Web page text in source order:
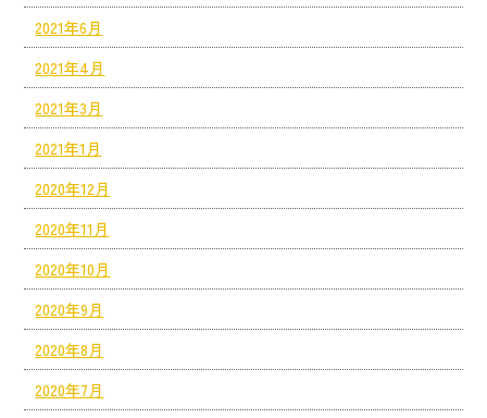
2021年6月
2021年4月
2021年3月
2021年1月
2020年12月
2020年11月
2020年10月
2020年9月
2020年8月
2020年7月